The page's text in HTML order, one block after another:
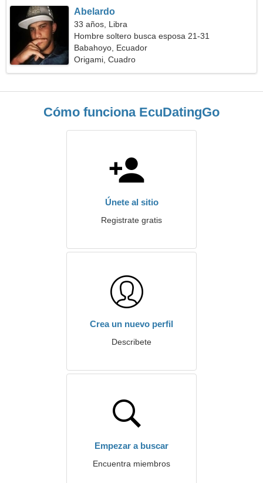
Abelardo
33 años, Libra
Hombre soltero busca esposa 21-31
Babahoyo, Ecuador
Origami, Cuadro
Cómo funciona EcuDatingGo
Únete al sitio
Registrate gratis
Crea un nuevo perfil
Describete
Empezar a buscar
Encuentra miembros